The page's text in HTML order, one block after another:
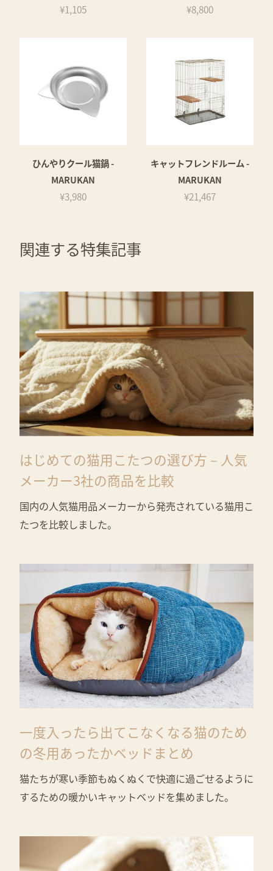
¥1,105 ¥8,800
ひんやりクール猫鍋 -
MARUKAN
¥3,980
キャットフレンドルーム -
MARUKAN
¥21,467
関連する特集記事
はじめての猫用こたつの選び方 – 人気
メーカー3社の商品を比較
国内の人気猫用品メーカーから発売されている猫用こ
たつを比較しました。
一度入ったら出てこなくなる猫のため
の冬用あったかベッドまとめ
猫たちが寒い季節もぬくぬくで快適に過ごせるように
するための暖かいキャットベッドを集めました。